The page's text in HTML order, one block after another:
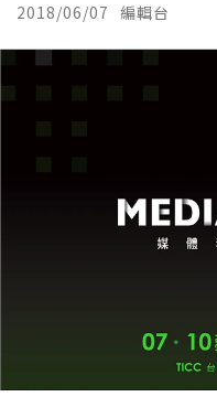
2018/06/07 編輯台